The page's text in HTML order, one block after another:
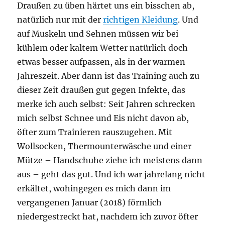
Draußen zu üben härtet uns ein bisschen ab,
natürlich nur mit derrichtigen Kleidung. Und
auf Muskeln und Sehnen müssen wir bei
kühlem oder kaltem Wetter natürlich doch
etwas besser aufpassen, als in der warmen
Jahreszeit. Aber dann ist das Training auch zu
dieser Zeit draußen gut gegen Infekte, das
merke ich auch selbst: Seit Jahren schrecken
mich selbst Schnee und Eis nicht davon ab,
öfter zum Trainieren rauszugehen. Mit
Wollsocken, Thermounterwäsche und einer
Mütze – Handschuhe ziehe ich meistens dann
aus – geht das gut. Und ich war jahrelang nicht
erkältet, wohingegen es mich dann im
vergangenen Januar (2018) förmlich
niedergestreckt hat, nachdem ich zuvor öfter